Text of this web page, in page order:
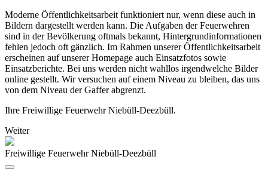
Moderne Öffentlichkeitsarbeit funktioniert nur, wenn diese auch in
Bildern dargestellt werden kann. Die Aufgaben der Feuerwehren
sind in der Bevölkerung oftmals bekannt, Hintergrundinformationen
fehlen jedoch oft gänzlich. Im Rahmen unserer Öffentlichkeitsarbeit
erscheinen auf unserer Homepage auch Einsatzfotos sowie
Einsatzberichte. Bei uns werden nicht wahllos irgendwelche Bilder
online gestellt. Wir versuchen auf einem Niveau zu bleiben, das uns
von dem Niveau der Gaffer abgrenzt.
Ihre Freiwillige Feuerwehr Niebüll-Deezbüll.
Weiter
Freiwillige Feuerwehr Niebüll-Deezbüll